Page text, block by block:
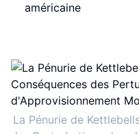
américaine
La Pénurie de